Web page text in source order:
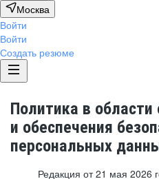
Москва
Войти
Войти
Создать резюме
Политика в области
и обеспечения
персональных
Редакция от 21 мая 2026